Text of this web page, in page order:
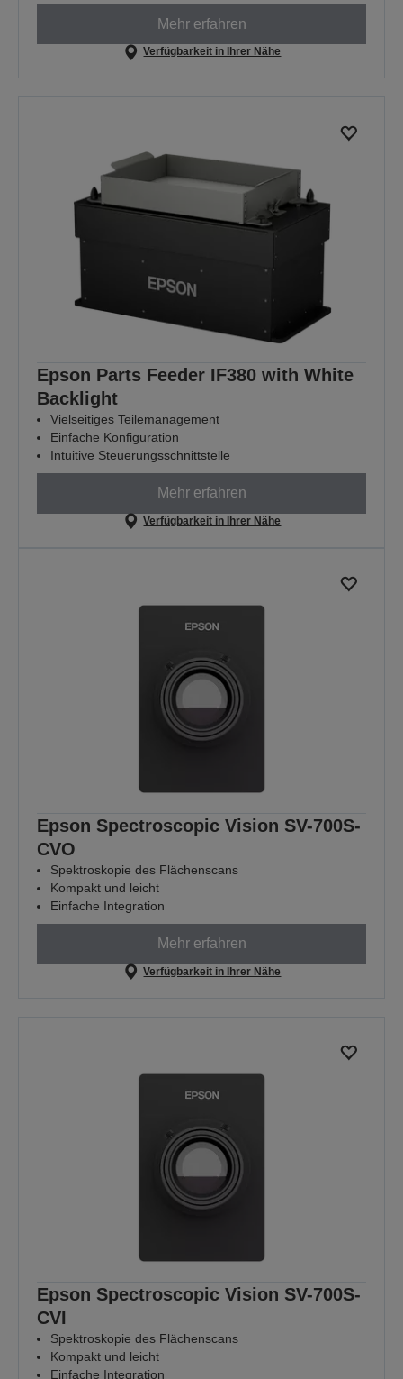
Mehr erfahren
Verfügbarkeit in Ihrer Nähe
Epson Parts Feeder IF380 with White
Backlight
Vielseitiges Teilemanagement
Einfache Konfiguration
Intuitive Steuerungsschnittstelle
Mehr erfahren
Verfügbarkeit in Ihrer Nähe
Epson Spectroscopic Vision SV-700S-
CVO
Spektroskopie des Flächenscans
Kompakt und leicht
Einfache Integration
Mehr erfahren
Verfügbarkeit in Ihrer Nähe
Epson Spectroscopic Vision SV-700S-
CVI
Spektroskopie des Flächenscans
Kompakt und leicht
Einfache Integration